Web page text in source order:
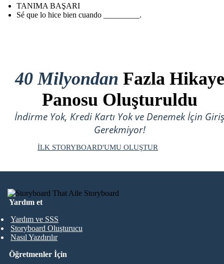
TANIMA BAŞARI
Sé que lo hice bien cuando _________.
40 Milyondan Fazla Hikaye
Panosu Oluşturuldu
İndirme Yok, Kredi Kartı Yok ve Denemek İçin Giriş
Gerekmiyor!
İLK STORYBOARD'UMU OLUŞTUR
Yardım et
Yardım ve SSS
Storyboard Oluşturucu
Nasıl Yazdırılır
Öğretmenler İçin